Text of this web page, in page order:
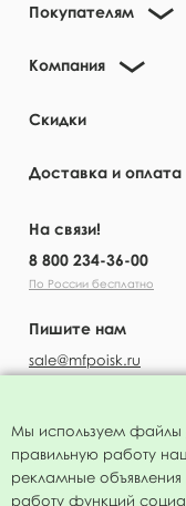
Покупателям
Компания
Скидки
Доставка и оплата
На связи!
8 800 234-36-00
По России бесплатно
Пишите нам
sale@mfpoisk.ru
УЗНАВАЙТЕ
Мы используем файлы
правильную работу
рекламные
работу функций